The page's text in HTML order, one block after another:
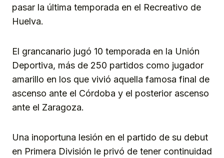
pasar la última temporada en el Recreativo de
Huelva.
El grancanario jugó 10 temporada en la Unión
Deportiva, más de 250 partidos como jugador
amarillo en los que vivió aquella famosa final de
ascenso ante el Córdoba y el posterior ascenso
ante el Zaragoza.
Una inoportuna lesión en el partido de su debut
en Primera División le privó de tener continuidad